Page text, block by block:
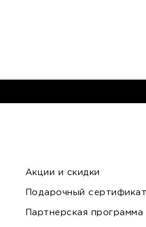
Акции и скидки
Подарочный сертификат
Партнерская программа